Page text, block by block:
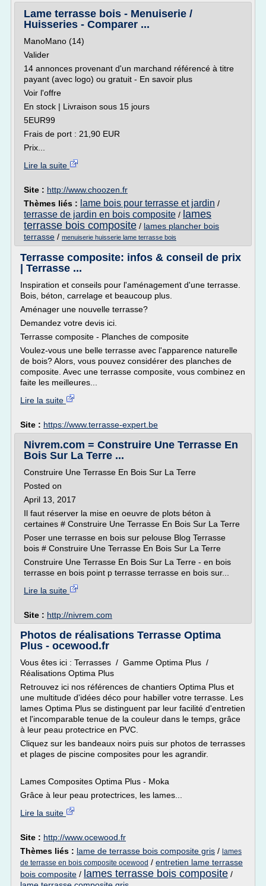
Lame terrasse bois - Menuiserie /
Huisseries - Comparer ...
ManoMano (14)
Valider
14 annonces provenant d'un marchand référencé à titre
payant (avec logo) ou gratuit - En savoir plus
Voir l'offre
En stock | Livraison sous 15 jours
5EUR99
Frais de port : 21,90 EUR
Prix...
Lire la suite
Site : http://www.choozen.fr
Thèmes liés : lame bois pour terrasse et jardin /
terrasse de jardin en bois composite / lames
terrasse bois composite / lames plancher bois
terrasse / menuiserie huisserie lame terrasse bois
Terrasse composite: infos & conseil de prix
| Terrasse ...
Inspiration et conseils pour l'aménagement d'une terrasse.
Bois, béton, carrelage et beaucoup plus.
Aménager une nouvelle terrasse?
Demandez votre devis ici.
Terrasse composite - Planches de composite
Voulez-vous une belle terrasse avec l'apparence naturelle
de bois? Alors, vous pouvez considérer des planches de
composite. Avec une terrasse composite, vous combinez en
faite les meilleures...
Lire la suite
Site : https://www.terrasse-expert.be
Nivrem.com = Construire Une Terrasse En
Bois Sur La Terre ...
Construire Une Terrasse En Bois Sur La Terre
Posted on
April 13, 2017
Il faut réserver la mise en oeuvre de plots béton à
certaines # Construire Une Terrasse En Bois Sur La Terre
Poser une terrasse en bois sur pelouse Blog Terrasse
bois # Construire Une Terrasse En Bois Sur La Terre
Construire Une Terrasse En Bois Sur La Terre - en bois
terrasse en bois point p terrasse terrasse en bois sur...
Lire la suite
Site : http://nivrem.com
Photos de réalisations Terrasse Optima
Plus - ocewood.fr
Vous êtes ici : Terrasses / Gamme Optima Plus /
Réalisations Optima Plus
Retrouvez ici nos références de chantiers Optima Plus et
une multitude d'idées déco pour habiller votre terrasse. Les
lames Optima Plus se distinguent par leur facilité d'entretien
et l'incomparable tenue de la couleur dans le temps, grâce
à leur peau protectrice en PVC.
Cliquez sur les bandeaux noirs puis sur photos de terrasses
et plages de piscine composites pour les agrandir.
Lames Composites Optima Plus - Moka
Grâce à leur peau protectrices, les lames...
Lire la suite
Site : http://www.ocewood.fr
Thèmes liés : lame de terrasse bois composite gris / lames
de terrasse en bois composite ocewood / entretien lame terrasse
bois composite / lames terrasse bois composite /